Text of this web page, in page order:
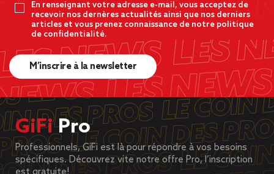
En renseignant votre adresse e-mail, vous acceptez de
recevoir nos dernères actualités ainsi que nos derniers
articles et vous prenez connaissance de notre politique
de confidentialité.
M’inscrire à la newsletter
GiFiPro
Professionnels, GiFi est là pour répondre à vos besoins
spécifiques. Découvrez vite notre offre Pro, l’inscription